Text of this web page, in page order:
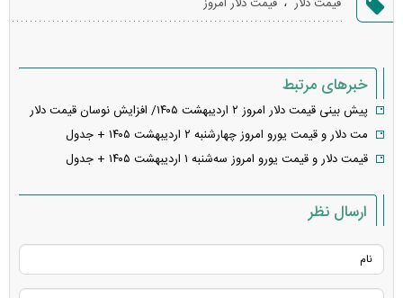
خطا
خبرهای مرتبط
پیش بینی قیمت دلار امروز ۲ اردیبهشت ۱۴۰۵/ افزایش نوسان قیمت دلار
مت دلار و قیمت یورو امروز چهارشنبه ۲ اردیبهشت ۱۴۰۵ + جدول
قیمت دلار و قیمت یورو امروز سه‌شنبه ۱ اردیبهشت ۱۴۰۵ + جدول
ارسال نظر